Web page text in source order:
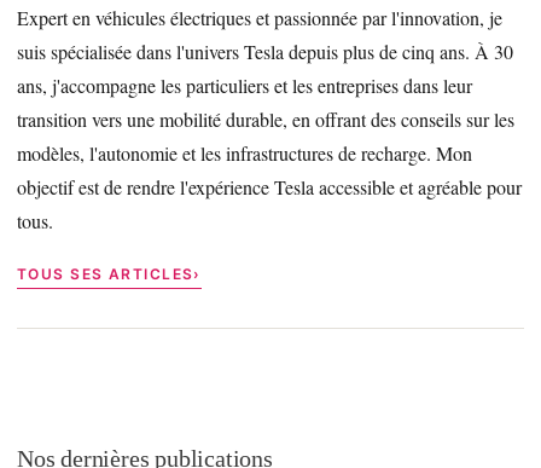
Expert en véhicules électriques et passionnée par l'innovation, je
suis spécialisée dans l'univers Tesla depuis plus de cinq ans. À 30
ans, j'accompagne les particuliers et les entreprises dans leur
transition vers une mobilité durable, en offrant des conseils sur les
modèles, l'autonomie et les infrastructures de recharge. Mon
objectif est de rendre l'expérience Tesla accessible et agréable pour
tous.
TOUS SES ARTICLES
Nos dernières publications